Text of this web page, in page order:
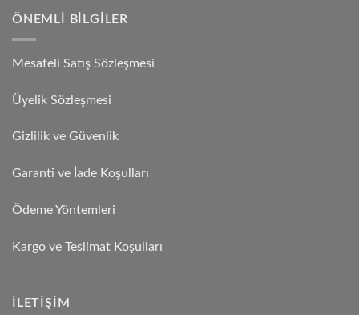
ÖNEMLI BILGILER
Mesafeli Satış Sözleşmesi
Üyelik Sözleşmesi
Gizlilik ve Güvenlik
Garanti ve İade Koşulları
Ödeme Yöntemleri
Kargo ve Teslimat Koşulları
İLETIŞIM